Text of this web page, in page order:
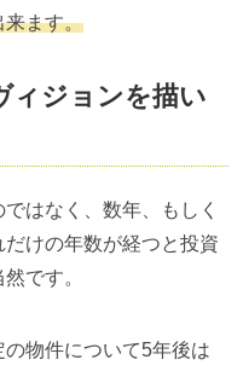
来ます。
ィジョンを描い
はなく、数年、もしく
けの年数が経つと投資
です。
物件について5年後は